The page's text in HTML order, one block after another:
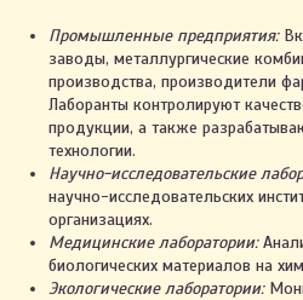
Промышленные предприятия:
заводы, металлургические
производства, производители
Лаборанты контролируют
продукции, а также
технологии.
Научно-исследовательские
научно-исследовательских
организациях.
Медицинские лаборатории:
биологических материалов на
Экологические лаборатории: